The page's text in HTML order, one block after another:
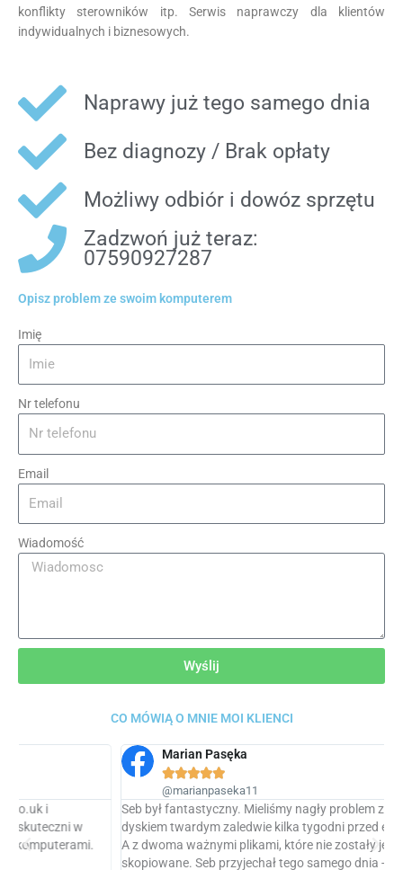
konflikty sterowników itp. Serwis naprawczy dla klientów
indywidualnych i biznesowych.
Naprawy już tego samego dnia
Bez diagnozy / Brak opłaty
Możliwy odbiór i dowóz sprzętu
Zadzwoń już teraz:
07590927287
Opisz problem ze swoim komputerem
Imię
Nr telefonu
Email
Wiadomość
Wyślij
CO MÓWIĄ O MNIE MOI KLIENCI
Marian Pasęka
Seb był fantastyczny. Mieliśmy nagły problem z uszkodzonym
dyskiem twardym zaledwie kilka tygodni przed egzaminami Level
A z dwoma ważnymi plikami, które nie zostały jeszcze
skopiowane. Seb przyjechał tego samego dnia - w weekend - i